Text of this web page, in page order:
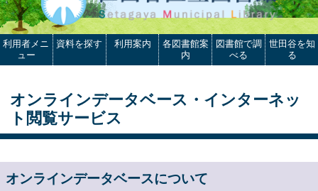
利用者メニ
ュー
資料を探す 利用案内
各図書館案
内
図書館で調
べる
世田谷を知
る
オンラインデータベース・インターネッ
ト閲覧サービス
オンラインデータベースについて